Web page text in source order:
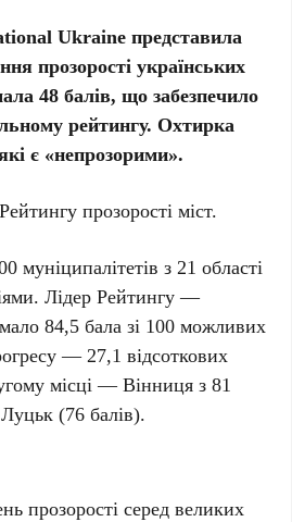
Ukraine представила
прозорості українських
48 балів, що забезпечило
рейтингу. Охтирка
є «непрозорими».
Рейтингу прозорості міст.
муніципалітетів з 21 області
Лідер Рейтингу —
84,5 бала зі 100 можливих
— 27,1 відсоткових
місці — Вінниця з 81
(76 балів).
прозорості серед великих